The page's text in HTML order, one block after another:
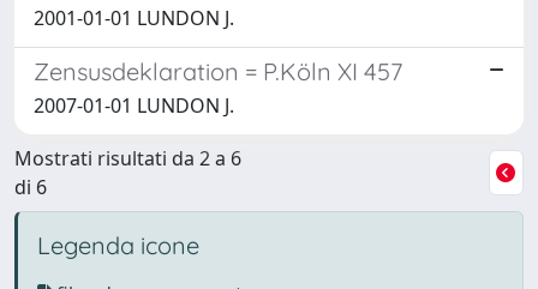
2001-01-01 LUNDON J.
Zensusdeklaration = P.Köln XI 457
2007-01-01 LUNDON J.
Mostrati risultati da 2 a 6
di 6
Legenda icone